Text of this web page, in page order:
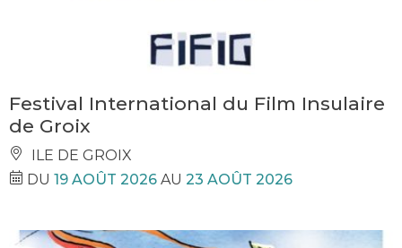
Festival International du Film Insulaire
de Groix
ILE DE GROIX
DU 19 AOÛT 2026 AU 23 AOÛT 2026